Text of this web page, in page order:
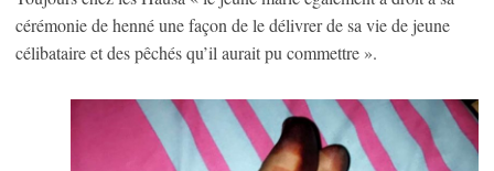
cérémonie de henné une façon de le délivrer de sa vie de jeune
célibataire et des pêchés qu’il aurait pu commettre ».